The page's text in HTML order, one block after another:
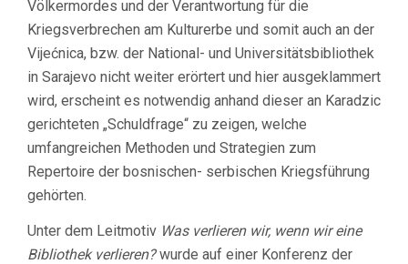
Völkermordes und der Verantwortung für die
Kriegsverbrechen am Kulturerbe und somit auch an der
Vijećnica, bzw. der National- und Universitätsbibliothek
in Sarajevo nicht weiter erörtert und hier ausgeklammert
wird, erscheint es notwendig anhand dieser an Karadzic
gerichteten „Schuldfrage“ zu zeigen, welche
umfangreichen Methoden und Strategien zum
Repertoire der bosnischen- serbischen Kriegsführung
gehörten.
Unter dem Leitmotiv Was verlieren wir, wenn wir eine
Bibliothek verlieren?wurde auf einer Konferenz der